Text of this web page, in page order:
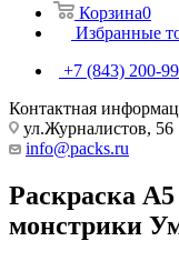
Корзина0
Избранные
+7 (843) 200-
Контактная
ул.Журналистов, 56
info@packs.ru
Раскраска
монстрики